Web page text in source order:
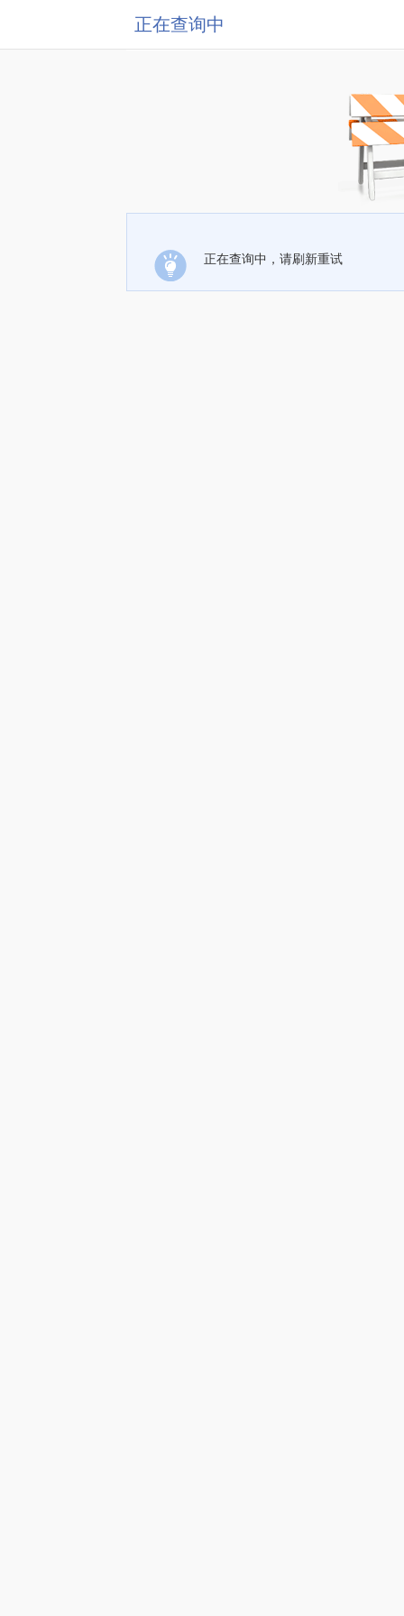
正在查询中
正在查询中，请刷新重试